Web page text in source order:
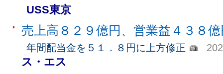
USS東京
売上高８２９億円、営業益４３８
年間配当金を５１．８円に上方修正
ス・エス